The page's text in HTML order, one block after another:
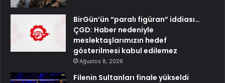
BirGün’ün “paralı figüran” iddiası…
ÇGD: Haber nedeniyle
meslektaşlarımızın hedef
gösterilmesi kabul edilemez
Ağustos 8, 2026
Filenin Sultanları finale yükseldi